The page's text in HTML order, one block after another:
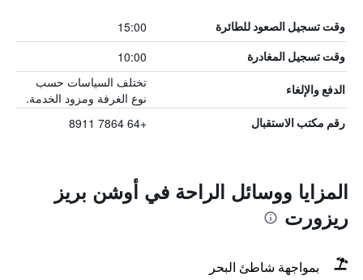
وقت تسجيل الصعود للطائرة 15:00
وقت تسجيل المغادرة 10:00
الدفع والإلغاء
تختلف السياسات حسب
نوع الغرفة ومزود الخدمة.
رقم مكتب الاستقبال +64 7864 8911
المزايا ووسائل الراحة في أوشن بريز
ريزورت
بمواجهة شاطئ البحر